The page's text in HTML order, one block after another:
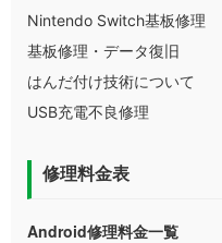
Nintendo Switch基板修理
基板修理・データ復旧
はんだ付け技術について
USB充電不良修理
修理料金表
Android修理料金一覧